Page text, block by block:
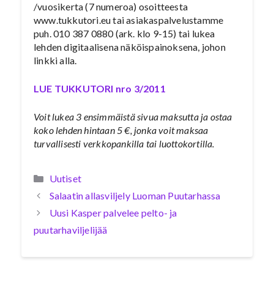
/vuosikerta (7 numeroa) osoitteesta
www.tukkutori.eu tai asiakaspalvelustamme
puh. 010 387 0880 (ark. klo 9-15) tai lukea
lehden digitaalisena näköispainoksena, johon
linkki alla.
LUE TUKKUTORI nro 3/2011
Voit lukea 3 ensimmäistä sivua maksutta ja ostaa
koko lehden hintaan 5 €, jonka voit maksaa
turvallisesti verkkopankilla tai luottokortilla.
Kategoriat
Uutiset
Salaatin allasviljely Luoman Puutarhassa
Uusi Kasper palvelee pelto- ja
puutarhaviljelijää